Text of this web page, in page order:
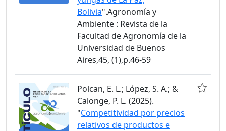
Bolivia".Agronomía y
Ambiente : Revista de la
Facultad de Agronomía de la
Universidad de Buenos
Aires,45, (1),p.46-59
Polcan, E. L.; López, S. A.; &
Calonge, P. L. (2025).
"Competitividad por precios
relativos de productos e